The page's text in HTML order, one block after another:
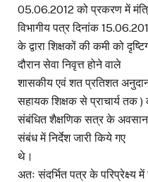
05.06.2012 को प्रकरण में
विभागीय पत्र दिनांक
के द्वारा शिक्षकों की कमी को
दौरान सेवा निवृत्त होने वाले
शासकीय एवं शत प्रतिशत
सहायक शिक्षक से प्राचार्य तक )
संबंधित शैक्षणिक सत्र के अवसान
संबंध में निर्देश जारी किये गए
थे।
अतः संदर्भित पत्र के परिप्रेक्ष्य में